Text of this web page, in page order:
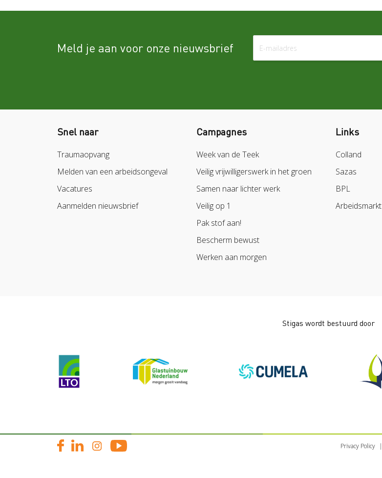
Meld je aan voor onze nieuwsbrief
Snel naar
Traumaopvang
Melden van een arbeidsongeval
Vacatures
Aanmelden nieuwsbrief
Campagnes
Week van de Teek
Veilig vrijwilligerswerk in het groen
Samen naar lichter werk
Veilig op 1
Pak stof aan!
Bescherm bewust
Werken aan morgen
Links
Colland
Sazas
BPL
Arbeidsmarkt
Stigas wordt bestuurd door
Privacy Policy